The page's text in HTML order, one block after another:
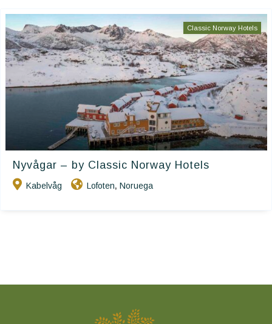
Classic Norway Hotels
Nyvågar – by Classic Norway Hotels
Kabelvåg Lofoten, Noruega